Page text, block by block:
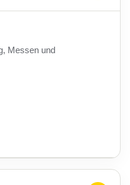
Messen und